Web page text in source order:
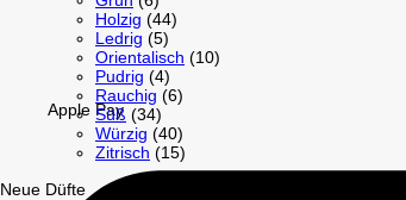
Apple Pay
Holzig (44)
Ledrig (5)
Orientalisch (10)
Pudrig (4)
Rauchig (6)
Süß (34)
Würzig (40)
Zitrisch (15)
Neue Düfte